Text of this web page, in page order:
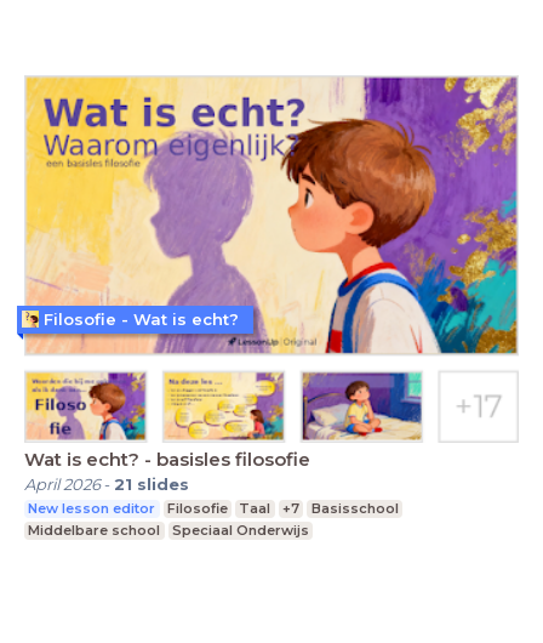
Wat is echt? - basisles filosofie
April 2026- 21 slides
New lesson editor Filosofie Taal +7
Basisschool
Middelbare school
Speciaal Onderwijs
Filosofie - Wat is echt?